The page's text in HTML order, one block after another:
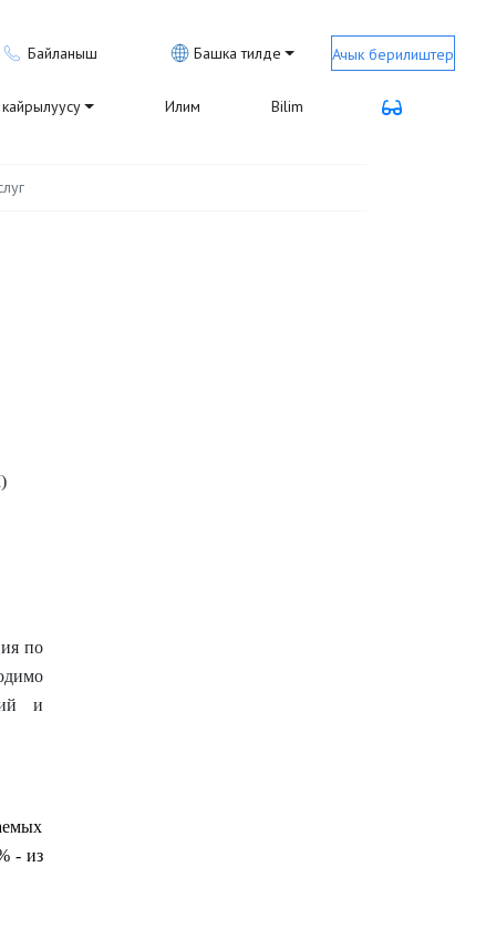
Байланыш Башка тилде Ачык берилиштер
Илим Bilim
по
и
- из